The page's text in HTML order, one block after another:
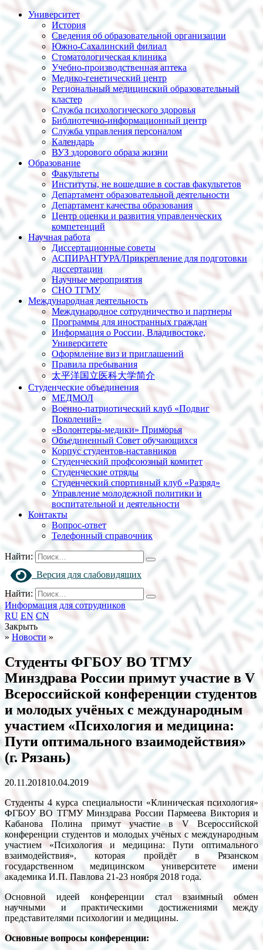
Университет
История
Сведения об образовательной организации
Южно-Сахалинский филиал
Стоматологическая клиника
Учебно-производственная аптека
Медико-генетический центр
Региональный медицинский образовательный
кластер
Служба психологического здоровья
Библиотечно-информационный центр
Служба управления персоналом
Календарь
ВУЗ здорового образа жизни
Образование
Факультеты
Институты, не вошедшие в состав факультетов
Департамент образовательной деятельности
Департамент качества образования
Центр оценки и развития управленческих
компетенций
Научная работа
Диссертационные советы
АСПИРАНТУРА/Прикрепление для подготовки
диссертации
Научные мероприятия
СНО ТГМУ
Международная деятельность
Международное сотрудничество и партнеры
Программы для иностранных граждан
Информация о России, Владивостоке,
Университете
Оформление виз и приглашений
Правила пребывания
太平洋国立医科大学简介
Студенческие объединения
МЕДМОЛ
Военно-патриотический клуб «Подвиг
Поколений»
«Волонтеры-медики» Приморья
Объединенный Совет обучающихся
Корпус студентов-наставников
Студенческий профсоюзный комитет
Студенческие отряды
Студенческий спортивный клуб «Разряд»
Управление молодежной политики и
воспитательной и деятельности
Контакты
Вопрос-ответ
Телефонный справочник
Найти:
Версия для слабовидящих
Найти:
Информация для сотрудников
RU EN CN
Закрыть
» Новости »
Студенты ФГБОУ ВО ТГМУ
Минздрава России примут участие в V
Всероссийской конференции студентов
и молодых учёных с международным
участием «Психология и медицина:
Пути оптимального взаимодействия»
(г. Рязань)
20.11.201810.04.2019
Студенты 4 курса специальности «Клиническая психология»
ФГБОУ ВО ТГМУ Минздрава России Пармеева Виктория и
Кабанова Полина примут участие в V Всероссийской
конференции студентов и молодых учёных с международным
участием «Психология и медицина: Пути оптимального
взаимодействия», которая пройдёт в Рязанском
государственном медицинском университете имени
академика И.П. Павлова 21-23 ноября 2018 года.
Основной идеей конференции стал взаимный обмен
научными и практическими достижениями между
представителями психологии и медицины.
Основные вопросы конференции: